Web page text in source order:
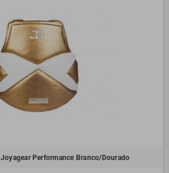
Performance Branco/Dourado